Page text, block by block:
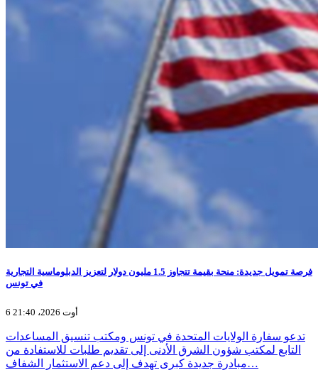
فرصة تمويل جديدة: منحة بقيمة تتجاوز 1.5 مليون دولار لتعزيز الدبلوماسية التجارية
في تونس
6 أوت 2026، 21:40
تدعو سفارة الولايات المتحدة في تونس ومكتب تنسيق المساعدات
التابع لمكتب شؤون الشرق الأدنى إلى تقديم طلبات للاستفادة من
مبادرة جديدة كبرى تهدف إلى دعم الاستثمار الشفاف…